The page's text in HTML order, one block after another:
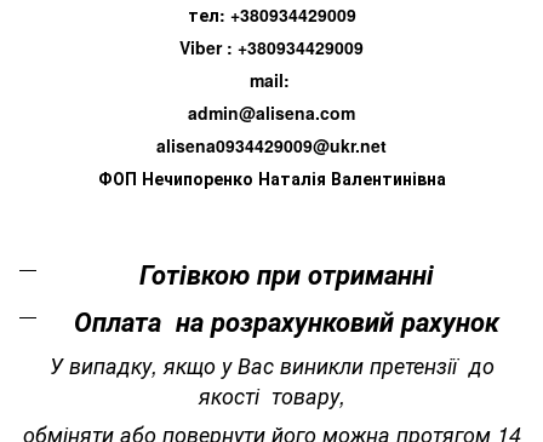
тел: +380934429009
Viber : +380934429009
mail:
admin@alisena.com
alisena0934429009@ukr.net
ФОП Нечипоренко Наталія Валентинівна
Готівкою при отриманні
Оплата на розрахунковий рахунок
У випадку, якщо у Вас виникли претензії до
якості товару,
обміняти або повернути його можна протягом 14